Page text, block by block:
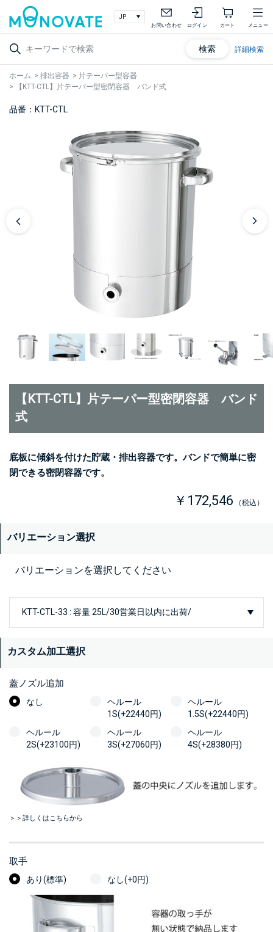
お問い合わせ ログイン カート メニュー
検索 詳細検索
ホーム > 排出容器 > 片テーパー型容器
>
【KTT-CTL】片テーパー型密閉容器 バンド式
品番：KTT-CTL
【KTT-CTL】片テーパー型密閉容器 バンド
式
底板に傾斜を付けた貯蔵・排出容器です。バンドで簡単に密
閉できる密閉容器です。
￥172,546 （税込）
バリエーション選択
バリエーションを選択してください
カスタム加工選択
蓋ノズル追加
なし
ヘルール
1S(+22440円)
ヘルール
1.5S(+22440円)
ヘルール
2S(+23100円)
ヘルール
3S(+27060円)
ヘルール
4S(+28380円)
＞＞詳しくはこちらから
取手
あり(標準) なし(+0円)